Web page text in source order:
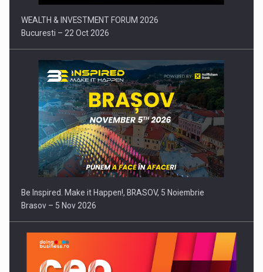
WEALTH & INVESTMENT FORUM 2026
Bucuresti – 22 Oct 2026
Be Inspired. Make it Happen!, BRASOV, 5 Noiembrie
Brasov – 5 Nov 2026